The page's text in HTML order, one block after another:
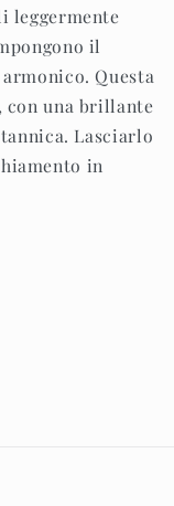
leggermente
il
Questa
con una brillante
Lasciarlo
in